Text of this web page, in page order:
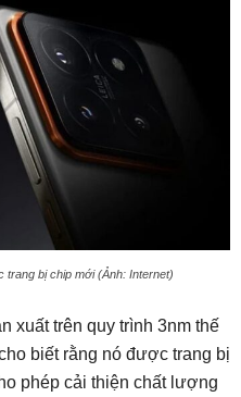
trang bị chip mới (Ảnh: Internet)
xuất trên quy trình 3nm thế
biết rằng nó được trang bị
phép cải thiện chất lượng